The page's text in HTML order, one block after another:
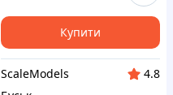
Купити
ScaleModels
4.8